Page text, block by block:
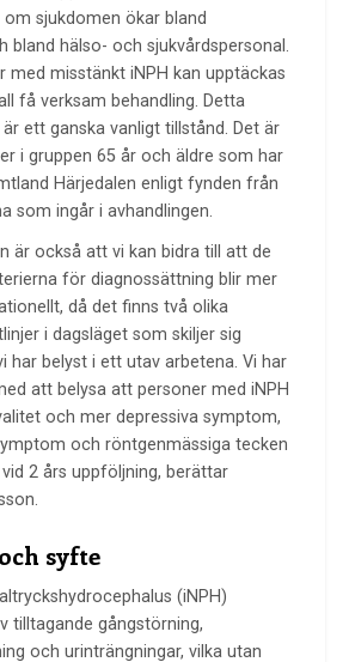
sjukdomen ökar bland
bland hälso- och sjukvårdspersonal.
med misstänkt iNPH kan upptäckas
få verksam behandling. Detta
ett ganska vanligt tillstånd. Det är
i gruppen 65 år och äldre som har
Härjedalen enligt fynden från
som ingår i avhandlingen.
är också att vi kan bidra till att de
för diagnossättning blir mer
då det finns två olika
i dagsläget som skiljer sig
har belyst i ett utav arbetena. Vi har
att belysa att personer med iNPH
och mer depressiva symptom,
och röntgenmässiga tecken
2 års uppföljning, berättar
syfte
(iNPH)
tilltagande gångstörning,
och urinträngningar, vilka utan